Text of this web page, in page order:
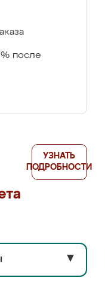
после
УЗНАТЬ
ПОДРОБНОСТИ
▼